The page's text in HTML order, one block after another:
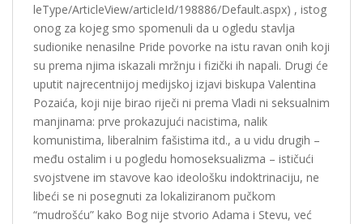
leType/ArticleView/articleId/198886/Default.aspx) , istog
onog za kojeg smo spomenuli da u ogledu stavlja
sudionike nenasilne Pride povorke na istu ravan onih koji
su prema njima iskazali mržnju i fizički ih napali. Drugi će
uputit najrecentnijoj medijskoj izjavi biskupa Valentina
Pozaića, koji nije birao riječi ni prema Vladi ni seksualnim
manjinama: prve prokazujući nacistima, nalik
komunistima, liberalnim fašistima itd., a u vidu drugih –
među ostalim i u pogledu homoseksualizma – ističući
svojstvene im stavove kao ideološku indoktrinaciju, ne
libeći se ni posegnuti za lokaliziranom pučkom
“mudrošću” kako Bog nije stvorio Adama i Stevu, već